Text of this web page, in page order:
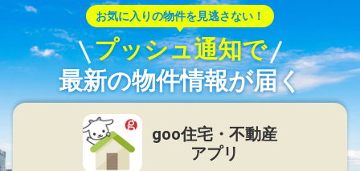
お気に入りの物件を見逃さない！
プッシュ通知で
最新の物件情報が届く
goo住宅・不動産
アプリ